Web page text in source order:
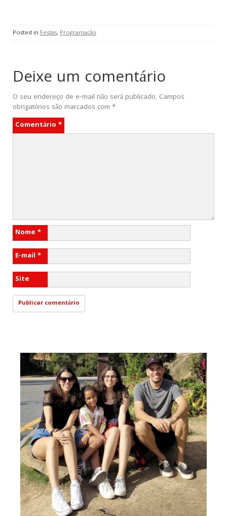
Posted in Festas, Programação
Deixe um comentário
O seu endereço de e-mail não será publicado. Campos
obrigatórios são marcados com *
Comentário *
Nome *
E-mail *
Site